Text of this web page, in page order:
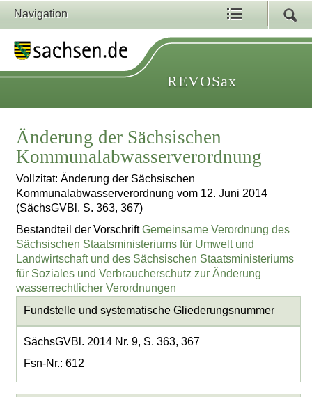
Navigation
REVOSax
Änderung der Sächsischen
Kommunalabwasserverordnung
Vollzitat: Änderung der Sächsischen
Kommunalabwasserverordnung vom 12. Juni 2014
(SächsGVBl. S. 363, 367)
Bestandteil der VorschriftGemeinsame Verordnung des
Sächsischen Staatsministeriums für Umwelt und
Landwirtschaft und des Sächsischen Staatsministeriums
für Soziales und Verbraucherschutz zur Änderung
wasserrechtlicher Verordnungen
Fundstelle und systematische Gliederungsnummer
SächsGVBl. 2014 Nr. 9, S. 363, 367
Fsn-Nr.: 612